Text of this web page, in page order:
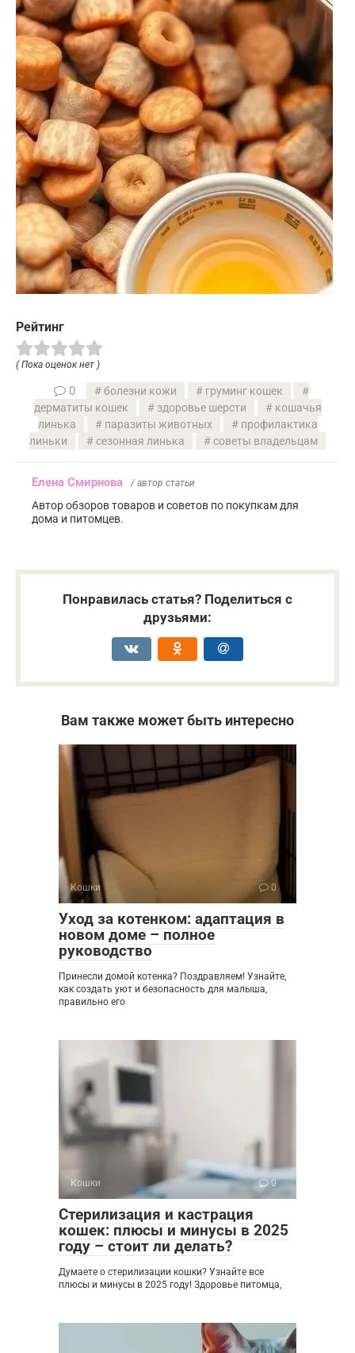
Рейтинг
( Пока оценок нет )
0 болезни кожи
груминг кошек
дерматиты кошек
здоровье шерсти
кошачья
линька
паразиты животных
профилактика
линьки
сезонная линька советы владельцам
Елена Смирнова / автор статьи
Автор обзоров товаров и советов по покупкам для
дома и питомцев.
Понравилась статья? Поделиться с
друзьями:
Вам также может быть интересно
Кошки 0
Уход за котенком: адаптация в
новом доме – полное
руководство
Принесли домой котенка? Поздравляем! Узнайте,
как создать уют и безопасность для малыша,
правильно его
Кошки 0
Стерилизация и кастрация
кошек: плюсы и минусы в 2025
году – стоит ли делать?
Думаете о стерилизации кошки? Узнайте все
плюсы и минусы в 2025 году! Здоровье питомца,